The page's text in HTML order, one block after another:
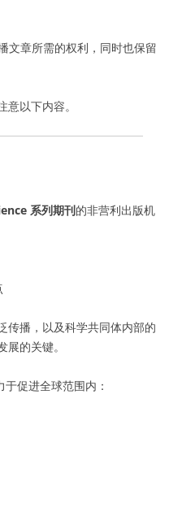
文章所需的权利，同时也保留
以下内容。
系列期刊的非营利出版机
传播，以及科学共同体内部的
的关键。
促进全球范围内：